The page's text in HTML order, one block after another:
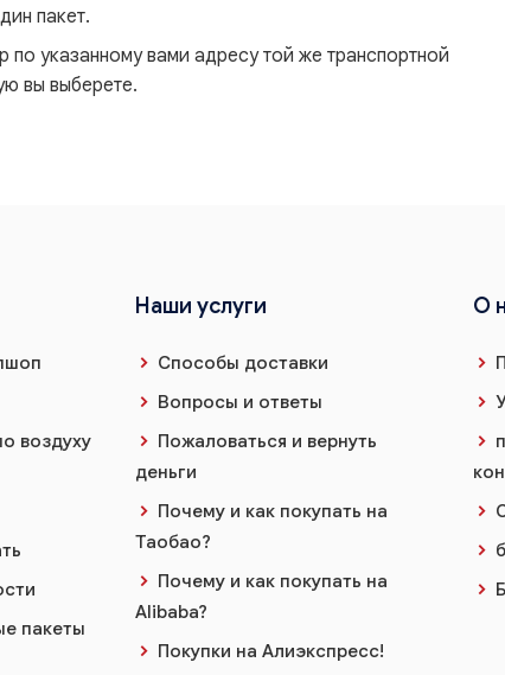
пакет.
по указанному вами адресу той же транспортной
вы выберете.
воздуху
пакеты
Наши услуги
Способы доставки
Вопросы и ответы
Пожаловаться и вернуть
деньги
Почему и как покупать на
Таобао?
Почему и как покупать на
Alibaba?
Покупки на Алиэкспресс!
О